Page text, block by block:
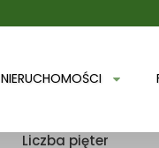
NIERUCHOMOŚCI
Liczba pięter